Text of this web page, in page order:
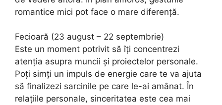
romantice mici pot face o mare diferență.
Fecioară (23 august – 22 septembrie)
Este un moment potrivit să îți concentrezi
atenția asupra muncii și proiectelor personale.
Poți simți un impuls de energie care te va ajuta
să finalizezi sarcinile pe care le-ai amânat. În
relațiile personale, sinceritatea este cea mai